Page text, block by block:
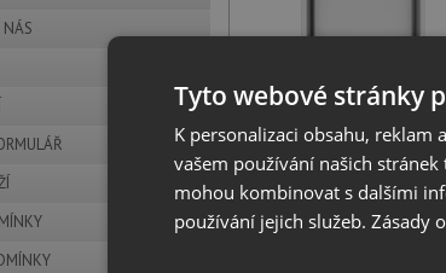
Alveus NOX 100 FS
12 990 Kč s DPH
Tyto webové stránky
K personalizaci obsahu, reklam
vašem používání našich
mohou kombinovat s dalšími
používání jejich služeb. Zásady